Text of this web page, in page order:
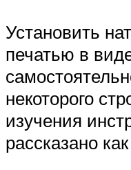
Установить
печатью в
некоторого
изучения
рассказано